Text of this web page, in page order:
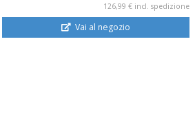
126,99 € incl. spedizione
Vai al negozio